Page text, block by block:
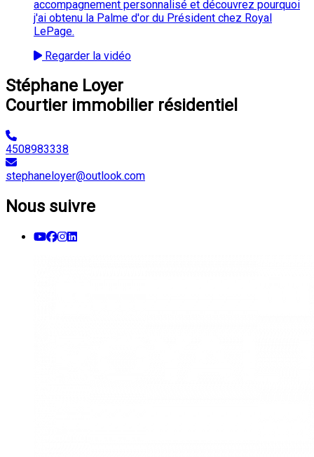
accompagnement personnalisé et découvrez pourquoi
j'ai obtenu la Palme d'or du Président chez Royal
LePage.
Regarder la vidéo
Stéphane Loyer
Courtier immobilier résidentiel
4508983338
stephaneloyer@outlook.com
Nous suivre